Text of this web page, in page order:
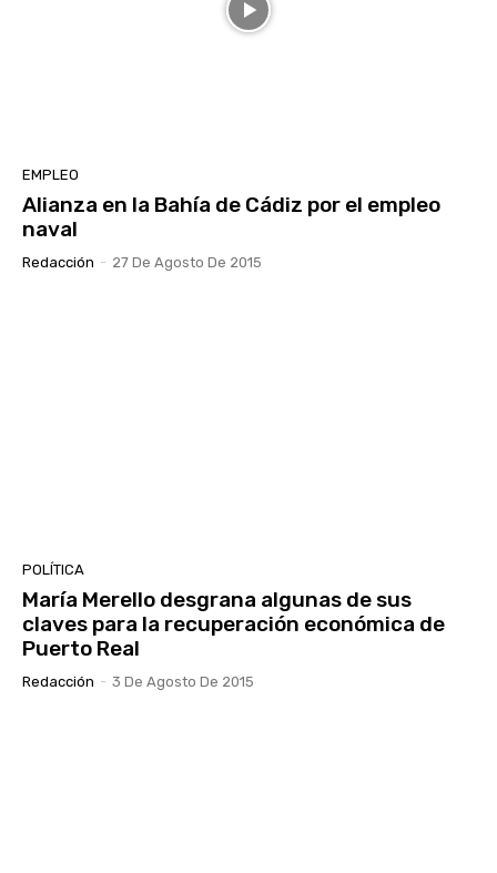
EMPLEO
Alianza en la Bahía de Cádiz por el empleo
naval
Redacción - 27 De Agosto De 2015
POLÍTICA
María Merello desgrana algunas de sus
claves para la recuperación económica de
Puerto Real
Redacción - 3 De Agosto De 2015